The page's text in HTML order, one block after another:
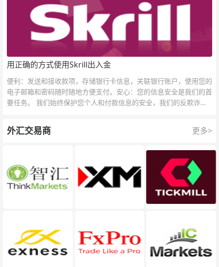
用正确的方式使用Skrill出入金
便利：发送和接收款项，存储银行卡信息，关联银行账户，使用您的
电子邮箱和密码随时随地方便支付。安心：您的信息安全是我们的首
要任务。 我们始终保护您个人和付款信息的安全，我们的反欺诈团
外汇交易商 更多>